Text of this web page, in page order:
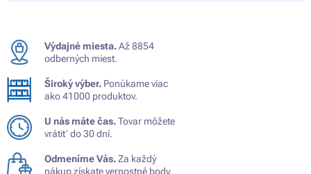
Výdajné miesta.Až 8854
odberných miest.
Široký výber. Ponúkame viac
ako 41000 produktov.
U nás máte čas.Tovar môžete
vrátiť do 30 dní.
Odmeníme Vás.Za každý
nákup získate vernostné body.